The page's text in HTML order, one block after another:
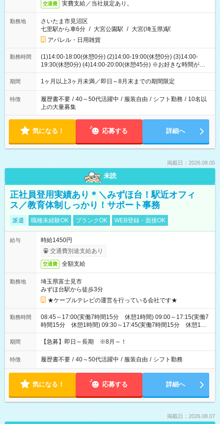
交通費 実費支給／当社規定あり。
勤務地
さいたま市見沼区
七里駅から車6分 / 大宮公園駅 / 大宮(埼玉県)駅
アパレル・日用雑貨
勤務時間
(1)14:00-18:00(休憩0分) (2)14:00-19:00(休憩0分) (3)14:00-
19:30(休憩0分) (4)14:00-20:00(休憩45分) ※お好きな時間が選べ
ます
期間 1ヶ月以上3ヶ月未満／即日～8月末までの期間限定
特徴 履歴書不要 / 40～50代活躍中 / 服装自由 / シフト勤務 / 10名以
上の大量募集
気になる！ 応募する 詳細へ
掲載日：2026.08.05
未読
正社員登用実績あり＊＼みずほ台！駅近オフィ
ス／教育体制しっかり！サポート事務
派遣 職種未経験OK ブランクOK WEB登録・面接OK
給与
時給1450円
交通費別途支給あり
交通費 全額支給
勤務地
埼玉県富士見市
みずほ台駅から徒歩3分
★ケーブルテレビの運営を行っている会社です★
勤務時間
08:45～17:00(実働7時間15分 休憩1時間) 09:00～17:15(実働7
時間15分 休憩1時間) 09:30～17:45(実働7時間15分 休憩1時
間) ※11:45～20:00：週1回程度遅番あります(在宅勤務OK) ※配
属チームにより
期間 【急募】即日～長期 ※8月～！
特徴 履歴書不要 / 40～50代活躍中 / 服装自由 / シフト勤務
気になる！ 応募する 詳細へ
掲載日：2026.08.07